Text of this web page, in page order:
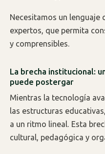
Necesitamos un lenguaje
expertos, que permita
y comprensibles.
La brecha institucional:
puede postergar
Mientras la tecnología
las estructuras
a un ritmo lineal. Esta
cultural, pedagógica y